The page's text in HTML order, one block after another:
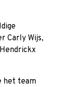
Carly Wijs,
het team